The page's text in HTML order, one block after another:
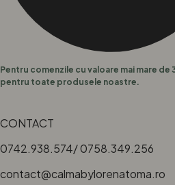
Pentru comenzile cu valoare mai mare
pentru toate produsele noastre.
CONTACT
0742.938.574/ 0758.349.256
contact@calmabylorenatoma.ro